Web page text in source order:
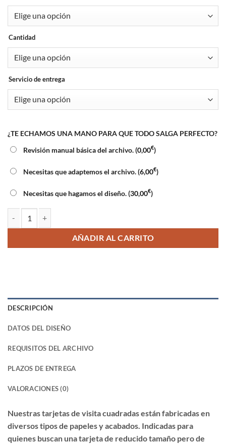
Cantidad
Servicio de entrega
¿TE ECHAMOS UNA MANO PARA QUE TODO SALGA PERFECTO?
Revisión manual básica del archivo. (0,00€)
Necesitas que adaptemos el archivo. (6,00€)
Necesitas que hagamos el diseño. (30,00€)
Tarjetas de visita cuadradas cantidad
AÑADIR AL CARRITO
DESCRIPCIÓN
DATOS DEL DISEÑO
REQUISITOS DEL ARCHIVO
PLAZOS DE ENTREGA
VALORACIONES (0)
Nuestras tarjetas de visita cuadradas están fabricadas en
diversos tipos de papeles y acabados. Indicadas para
quienes buscan una tarjeta de reducido tamaño pero de